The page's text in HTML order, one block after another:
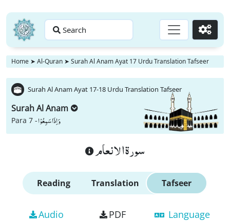
Search Go
Home ➤ Al-Quran ➤ Surah Al Anam Ayat 17 Urdu Translation Tafseer
Surah Al Anam Ayat 17-18 Urdu Translation Tafseer
Surah Al Anam
Para 7 -وَ اِذَا سَمِعُوْا
سورة الانعام
Reading Translation Tafseer
Audio PDF Language